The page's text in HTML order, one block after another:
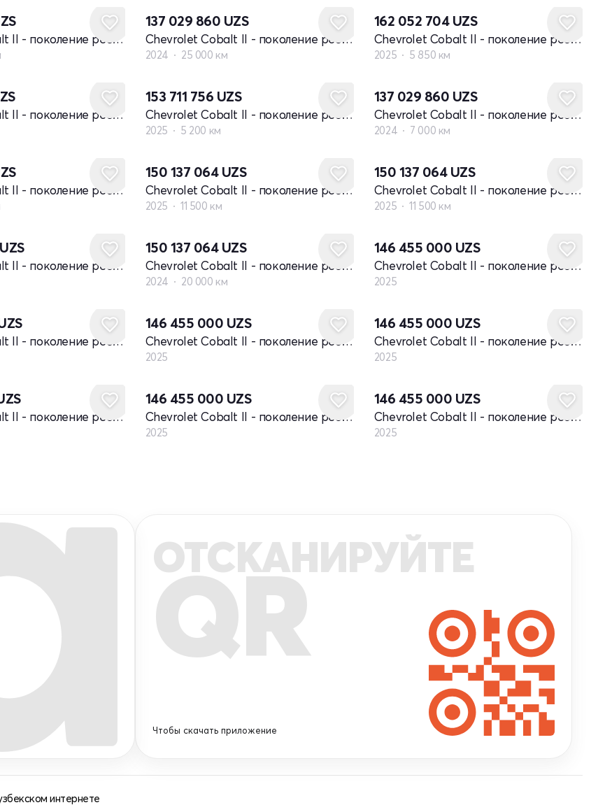
Chevrolet Cobalt II - поколение рестайлинг
137 029 860 UZS
Chevrolet Cobalt II - поколение рестайлинг
2024 25 000 км
162 052 704 UZS
Chevrolet Cobalt II - поколение рестайлинг
2025 5 850 км
Chevrolet Cobalt II - поколение рестайлинг
153 711 756 UZS
Chevrolet Cobalt II - поколение рестайлинг
2025 5 200 км
137 029 860 UZS
Chevrolet Cobalt II - поколение рестайлинг
2024 7 000 км
Chevrolet Cobalt II - поколение рестайлинг
150 137 064 UZS
Chevrolet Cobalt II - поколение рестайлинг
2025 11 500 км
150 137 064 UZS
Chevrolet Cobalt II - поколение рестайлинг
2025 11 500 км
UZS
Chevrolet Cobalt II - поколение рестайлинг
150 137 064 UZS
Chevrolet Cobalt II - поколение рестайлинг
2024 20 000 км
146 455 000 UZS
Chevrolet Cobalt II - поколение рестайлинг
2025
Chevrolet Cobalt II - поколение рестайлинг
146 455 000 UZS
Chevrolet Cobalt II - поколение рестайлинг
2025
146 455 000 UZS
Chevrolet Cobalt II - поколение рестайлинг
2025
Chevrolet Cobalt II - поколение рестайлинг
146 455 000 UZS
Chevrolet Cobalt II - поколение рестайлинг
2025
146 455 000 UZS
Chevrolet Cobalt II - поколение рестайлинг
2025
ОТСКАНИРУЙТЕ
QR
Чтобы скачать приложение
интернете